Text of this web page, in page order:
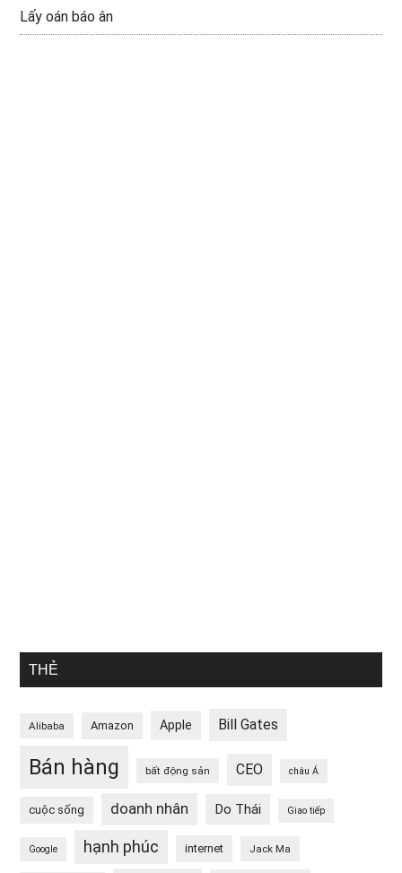
Lấy oán báo ân
THẺ
Alibaba Amazon Apple Bill Gates
Bán hàng bất động sản CEO châu Á
cuộc sống doanh nhân Do Thái Giao tiếp
Google hạnh phúc internet Jack Ma